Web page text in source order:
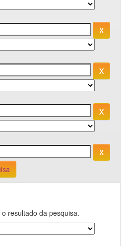
resultado da pesquisa.